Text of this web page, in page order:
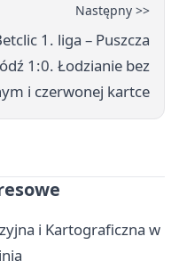
Następny >>
1. liga – Puszcza
1:0. Łodzianie bez
i czerwonej kartce
i Kartograficzna w